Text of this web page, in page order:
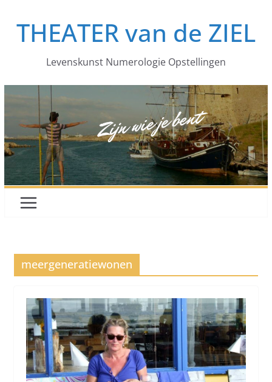
naarTHEATER van de ZIEL
Levenskunst Numerologie Opstellingen
meergeneratiewonen